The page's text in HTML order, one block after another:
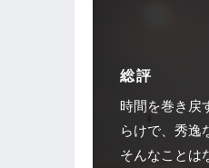
総評
時間を巻き戻
らけで、秀逸
そんなことは